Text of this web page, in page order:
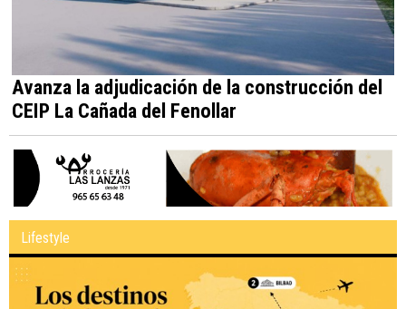
Avanza la adjudicación de la construcción del
CEIP La Cañada del Fenollar
Lifestyle